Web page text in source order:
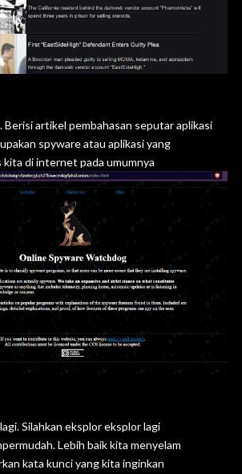
Berisi artikel pembahasan seputar aplikasi
spyware atau aplikasi yang
di internet pada umumnya
Silahkan eksplor eksplor lagi
Lebih baik kita menyelam
kata kunci yang kita inginkan